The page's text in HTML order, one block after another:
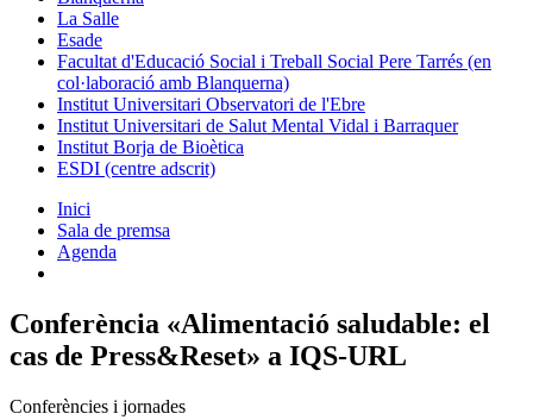
La Salle
Esade
Facultat d'Educació Social i Treball Social Pere Tarrés (en
col·laboració amb Blanquerna)
Institut Universitari Observatori de l'Ebre
Institut Universitari de Salut Mental Vidal i Barraquer
Institut Borja de Bioètica
ESDI (centre adscrit)
Inici
Sala de premsa
Agenda
Conferència «Alimentació saludable: el
cas de Press&Reset» a IQS-URL
Conferències i jornades